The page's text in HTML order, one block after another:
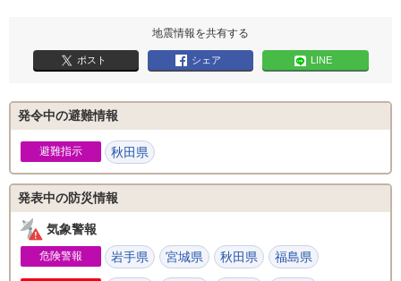
地震情報を共有する
ポスト シェア LINE
発令中の避難情報
避難指示 秋田県
発表中の防災情報
気象警報
危険警報 岩手県 宮城県 秋田県 福島県